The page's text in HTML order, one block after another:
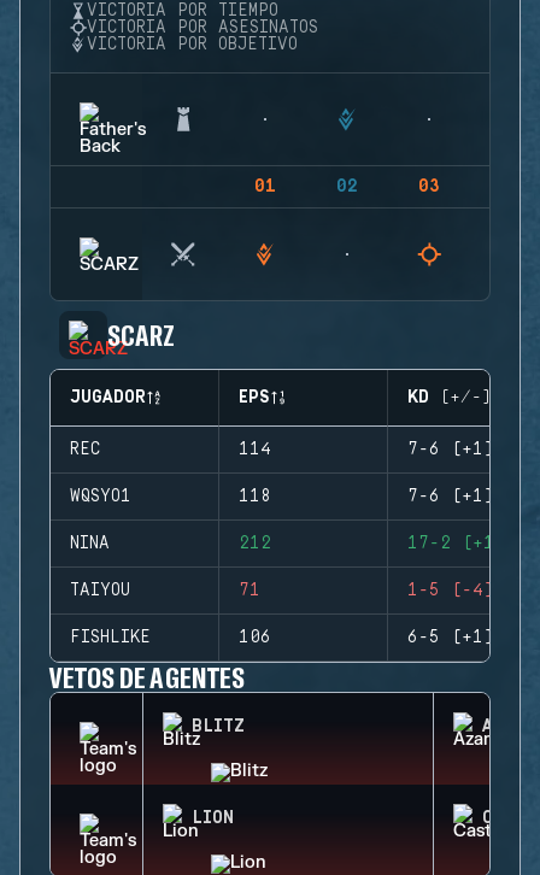
VICTORIA POR TIEMPO
VICTORIA POR ASESINATOS
VICTORIA POR OBJETIVO
01 02 03
SCARZ
JUGADOR EPS KD (+/-)
REC 114 7-6 (+1)
WQSYO1 118 7-6 (+1)
NINA 212 17-2 (+15)
TAIYOU 71 1-5 (-4)
FISHLIKE 106 6-5 (+1)
VETOS DE AGENTES
BLITZ AZAMI
LION